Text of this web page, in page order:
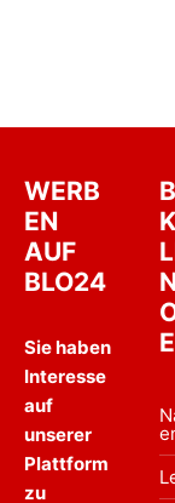
WERB
EN
AUF
BLO24
Sie haben
Interesse
auf
unserer
Plattform
zu
K
E